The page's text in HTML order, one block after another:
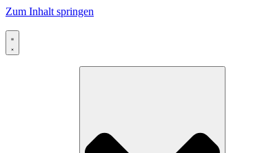
Zum Inhalt springen